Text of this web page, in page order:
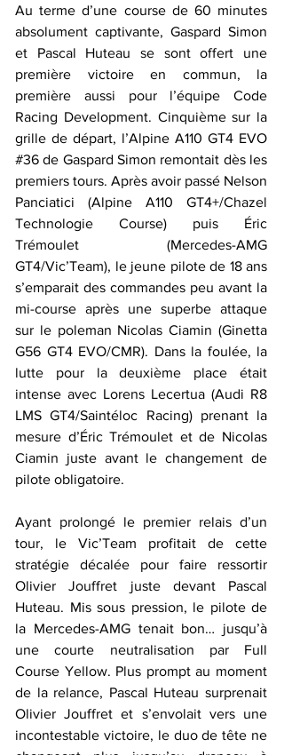
Au terme d’une course de 60 minutes
absolument captivante, Gaspard Simon
et Pascal Huteau se sont offert une
première victoire en commun, la
première aussi pour l’équipe Code
Racing Development. Cinquième sur la
#36 de Gaspard Simon remontait dès les
premiers tours. Après avoir passé Nelson
Panciatici (Alpine A110 GT4+/Chazel
Technologie Course) puis Éric
Trémoulet (Mercedes-AMG
GT4/Vic’Team), le jeune pilote de 18 ans
s’emparait des commandes peu avant la
mi-course après une superbe attaque
sur le poleman Nicolas Ciamin (Ginetta
G56 GT4 EVO/CMR). Dans la foulée, la
lutte pour la deuxième place était
intense avec Lorens Lecertua (Audi R8
LMS GT4/Saintéloc Racing) prenant la
mesure d’Éric Trémoulet et de Nicolas
Ciamin juste avant le changement de
pilote obligatoire.
Ayant prolongé le premier relais d’un
tour, le Vic’Team profitait de cette
stratégie décalée pour faire ressortir
Olivier Jouffret juste devant Pascal
Huteau. Mis sous pression, le pilote de
la Mercedes-AMG tenait bon… jusqu’à
une courte neutralisation par Full
Course Yellow. Plus prompt au moment
de la relance, Pascal Huteau surprenait
Olivier Jouffret et s’envolait vers une
incontestable victoire, le duo de tête ne